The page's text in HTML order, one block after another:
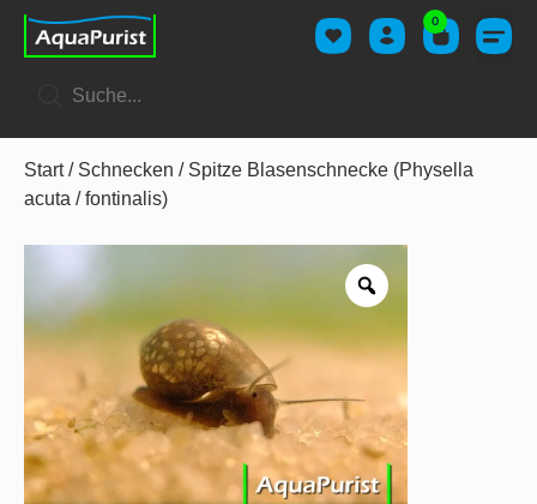
0
Start/ Schnecken / Spitze Blasenschnecke (Physella
acuta / fontinalis)